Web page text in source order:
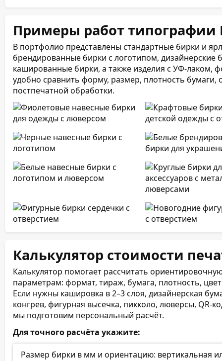
Примеры работ типографии
В портфолио представлены стандартные бирки и
брендированные бирки с логотипом,
кашированные бирки, а также изделия с УФ-лаком,
удобно сравнить форму, размер, плотность
постпечатной обработки.
Калькулятор стоимости
Калькулятор помогает рассчитать
параметрам: формат, тираж, бумага, плотность,
Если нужны кашировка в 2–3 слоя, дизайнерская
конгрев, фигурная высечка, пикколо, люверсы, QR-
мы подготовим персональный расчёт.
Для точного расчёта укажите:
Размер бирки в мм и ориентацию: вертикальная